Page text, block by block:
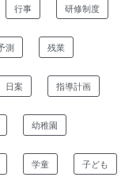
行事 研修制度
測 残業
日案 指導計画
幼稚園
学童 子ども